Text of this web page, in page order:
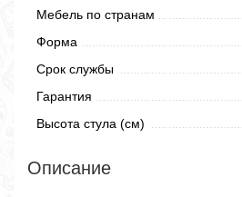
Мебель по странам
Форма
Срок службы
Гарантия
Высота стула (см)
Описание